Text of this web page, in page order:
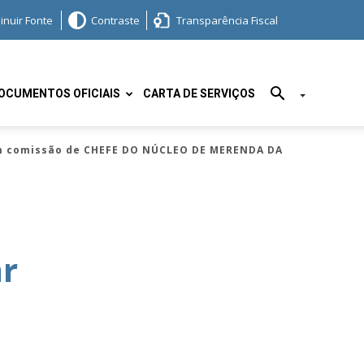
Fonte Contraste Transparência Fiscal
OFICIAIS CARTA DE SERVIÇOS
de CHEFE DO NÚCLEO DE MERENDA DA